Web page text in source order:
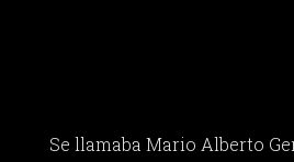
Se llamaba Mario Alberto